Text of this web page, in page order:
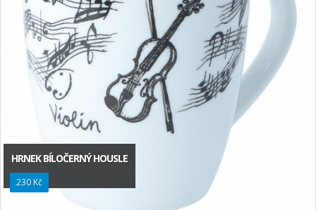
HRNEK BÍLOČERNÝ HOUSLE
230 Kč